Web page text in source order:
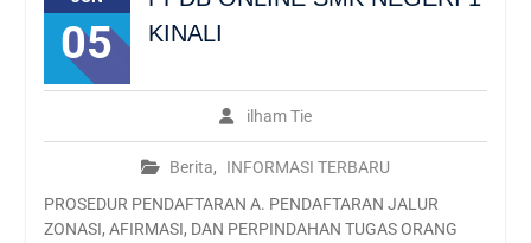
SMK Negeri 1 Kinali
WAJAH BARU SMKN 1
PUSAT KEUNGGULAN 2021
PPDB ONLINE SMK NEGERI
1 KINALI
Wajah baru SMKN1 kinali
by zoom ke pabrik PT. AIO
05
KINALI
ilham Tie
Berita,
INFORMASI TERBARU
PROSEDUR PENDAFTARAN A. PENDAFTARAN JALUR
ZONASI, AFIRMASI, DAN PERPINDAHAN TUGAS ORANG